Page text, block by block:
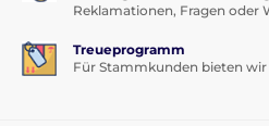
Reklamationen, Fragen oder
Treueprogramm
Für Stammkunden bieten